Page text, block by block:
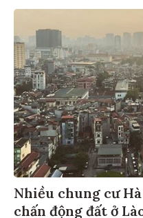
Nhiều chung cư
chấn động đất ở